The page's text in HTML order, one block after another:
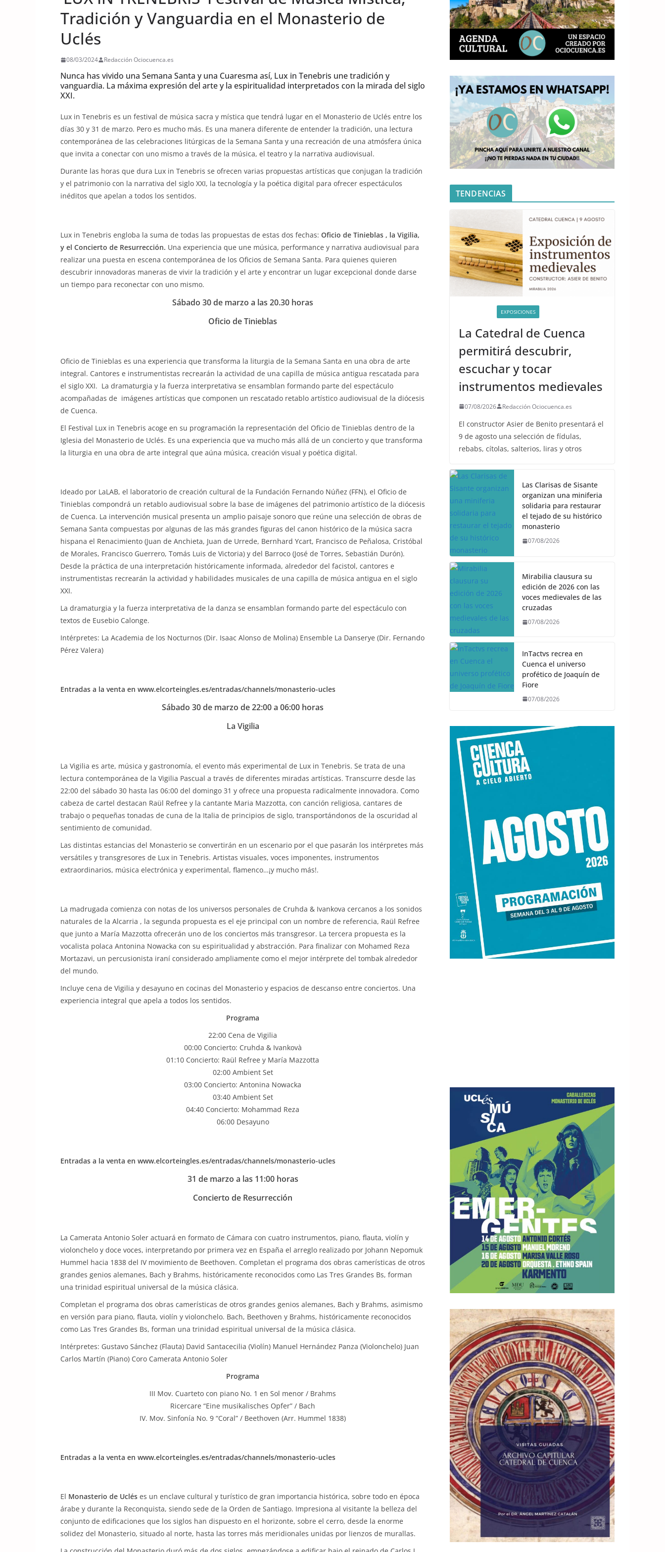
Tradición y Vanguardia en el Monasterio de
Uclés
08/03/2024 Redacción Ociocuenca.es
Nunca has vivido una Semana Santa y una Cuaresma así, Lux in Tenebris une tradición y
vanguardia. La máxima expresión del arte y la espiritualidad interpretados con la mirada del siglo
XXI.
Lux in Tenebris es un festival de música sacra y mística que tendrá lugar en el Monasterio de Uclés entre los
días 30 y 31 de marzo. Pero es mucho más. Es una manera diferente de entender la tradición, una lectura
contemporánea de las celebraciones litúrgicas de la Semana Santa y una recreación de una atmósfera única
que invita a conectar con uno mismo a través de la música, el teatro y la narrativa audiovisual.
Durante las horas que dura Lux in Tenebris se ofrecen varias propuestas artísticas que conjugan la tradición
y el patrimonio con la narrativa del siglo XXI, la tecnología y la poética digital para ofrecer espectáculos
inéditos que apelan a todos los sentidos.
Lux in Tenebris engloba la suma de todas las propuestas de estas dos fechas: Oficio de Tinieblas , la Vigilia,
y el Concierto de Resurrección. Una experiencia que une música, performance y narrativa audiovisual para
realizar una puesta en escena contemporánea de los Oficios de Semana Santa. Para quienes quieren
descubrir innovadoras maneras de vivir la tradición y el arte y encontrar un lugar excepcional donde darse
un tiempo para reconectar con uno mismo.
Sábado 30 de marzo a las 20.30 horas
Oficio de Tinieblas
Oficio de Tinieblas es una experiencia que transforma la liturgia de la Semana Santa en una obra de arte
integral. Cantores e instrumentistas recrearán la actividad de una capilla de música antigua rescatada para
el siglo XXI. La dramaturgia y la fuerza interpretativa se ensamblan formando parte del espectáculo
acompañadas de imágenes artísticas que componen un rescatado retablo artístico audiovisual de la diócesis
de Cuenca.
El Festival Lux in Tenebris acoge en su programación la representación del Oficio de Tinieblas dentro de la
Iglesia del Monasterio de Uclés. Es una experiencia que va mucho más allá de un concierto y que transforma
la liturgia en una obra de arte integral que aúna música, creación visual y poética digital.
Ideado por LaLAB, el laboratorio de creación cultural de la Fundación Fernando Núñez (FFN), el Oficio de
Tinieblas compondrá un retablo audiovisual sobre la base de imágenes del patrimonio artístico de la diócesis
de Cuenca. La intervención musical presenta un amplio paisaje sonoro que reúne una selección de obras de
Semana Santa compuestas por algunas de las más grandes figuras del canon histórico de la música sacra
hispana el Renacimiento (Juan de Anchieta, Juan de Urrede, Bernhard Ycart, Francisco de Peñalosa, Cristóbal
de Morales, Francisco Guerrero, Tomás Luis de Victoria) y del Barroco (José de Torres, Sebastián Durón).
Desde la práctica de una interpretación históricamente informada, alrededor del facistol, cantores e
instrumentistas recrearán la actividad y habilidades musicales de una capilla de música antigua en el siglo
XXI.
La dramaturgia y la fuerza interpretativa de la danza se ensamblan formando parte del espectáculo con
textos de Eusebio Calonge.
Intérpretes: La Academia de los Nocturnos (Dir. Isaac Alonso de Molina) Ensemble La Danserye (Dir. Fernando
Pérez Valera)
Entradas a la venta en www.elcorteingles.es/entradas/channels/monasterio-ucles
Sábado 30 de marzo de 22:00 a 06:00 horas
La Vigilia
La Vigilia es arte, música y gastronomía, el evento más experimental de Lux in Tenebris. Se trata de una
lectura contemporánea de la Vigilia Pascual a través de diferentes miradas artísticas. Transcurre desde las
22:00 del sábado 30 hasta las 06:00 del domingo 31 y ofrece una propuesta radicalmente innovadora. Como
cabeza de cartel destacan Raül Refree y la cantante Maria Mazzotta, con canción religiosa, cantares de
trabajo o pequeñas tonadas de cuna de la Italia de principios de siglo, transportándonos de la oscuridad al
sentimiento de comunidad.
Las distintas estancias del Monasterio se convertirán en un escenario por el que pasarán los intérpretes más
versátiles y transgresores de Lux in Tenebris. Artistas visuales, voces imponentes, instrumentos
extraordinarios, música electrónica y experimental, flamenco…¡y mucho más!.
La madrugada comienza con notas de los universos personales de Cruhda & Ivankova cercanos a los sonidos
naturales de la Alcarria , la segunda propuesta es el eje principal con un nombre de referencia, Raül Refree
que junto a María Mazzotta ofrecerán uno de los conciertos más transgresor. La tercera propuesta es la
vocalista polaca Antonina Nowacka con su espiritualidad y abstracción. Para finalizar con Mohamed Reza
Mortazavi, un percusionista iraní considerado ampliamente como el mejor intérprete del tombak alrededor
del mundo.
Incluye cena de Vigilia y desayuno en cocinas del Monasterio y espacios de descanso entre conciertos. Una
experiencia integral que apela a todos los sentidos.
Programa
22:00 Cena de Vigilia
00:00 Concierto: Cruhda & Ivankovà
01:10 Concierto: Raül Refree y María Mazzotta
02:00 Ambient Set
03:00 Concierto: Antonina Nowacka
03:40 Ambient Set
04:40 Concierto: Mohammad Reza
06:00 Desayuno
Entradas a la venta en www.elcorteingles.es/entradas/channels/monasterio-ucles
31 de marzo a las 11:00 horas
Concierto de Resurrección
La Camerata Antonio Soler actuará en formato de Cámara con cuatro instrumentos, piano, flauta, violín y
violonchelo y doce voces, interpretando por primera vez en España el arreglo realizado por Johann Nepomuk
Hummel hacia 1838 del IV movimiento de Beethoven. Completan el programa dos obras camerísticas de otros
grandes genios alemanes, Bach y Brahms, históricamente reconocidos como Las Tres Grandes Bs, forman
una trinidad espiritual universal de la música clásica.
Completan el programa dos obras camerísticas de otros grandes genios alemanes, Bach y Brahms, asimismo
en versión para piano, flauta, violín y violonchelo. Bach, Beethoven y Brahms, históricamente reconocidos
como Las Tres Grandes Bs, forman una trinidad espiritual universal de la música clásica.
Intérpretes: Gustavo Sánchez (Flauta) David Santacecilia (Violín) Manuel Hernández Panza (Violonchelo) Juan
Carlos Martín (Piano) Coro Camerata Antonio Soler
Programa
III Mov. Cuarteto con piano No. 1 en Sol menor / Brahms
Ricercare “Eine musikalisches Opfer” / Bach
IV. Mov. Sinfonía No. 9 “Coral” / Beethoven (Arr. Hummel 1838)
Entradas a la venta en www.elcorteingles.es/entradas/channels/monasterio-ucles
El Monasterio de Uclés es un enclave cultural y turístico de gran importancia histórica, sobre todo en época
árabe y durante la Reconquista, siendo sede de la Orden de Santiago. Impresiona al visitante la belleza del
conjunto de edificaciones que los siglos han dispuesto en el horizonte, sobre el cerro, desde la enorme
solidez del Monasterio, situado al norte, hasta las torres más meridionales unidas por lienzos de murallas.
TENDENCIAS
EXPOSICIONES
La Catedral de Cuenca
permitirá descubrir,
escuchar y tocar
instrumentos medievales
07/08/2026 Redacción Ociocuenca.es
El constructor Asier de Benito presentará el
9 de agosto una selección de fídulas,
rebabs, cítolas, salterios, liras y otros
Las Clarisas de Sisante
organizan una miniferia
solidaria para restaurar
el tejado de su histórico
monasterio
07/08/2026
Mirabilia clausura su
edición de 2026 con las
voces medievales de las
cruzadas
07/08/2026
InTactvs recrea en
Cuenca el universo
profético de Joaquín de
Fiore
07/08/2026